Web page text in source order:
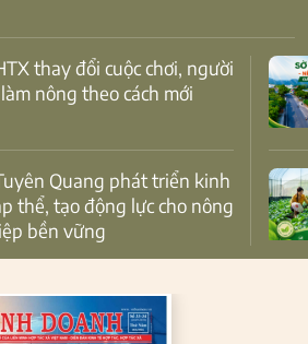
nông theo cách mới
thể, tạo động lực cho nông
bền vững